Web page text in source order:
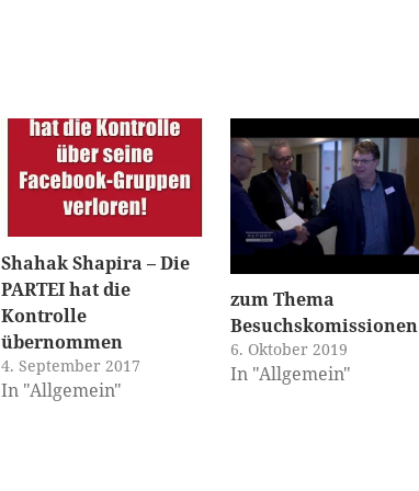
Shahak Shapira – Die
PARTEI hat die
Kontrolle
übernommen
4. September 2017
In "Allgemein"
zum Thema
Besuchskomissionen
6. Oktober 2019
In "Allgemein"